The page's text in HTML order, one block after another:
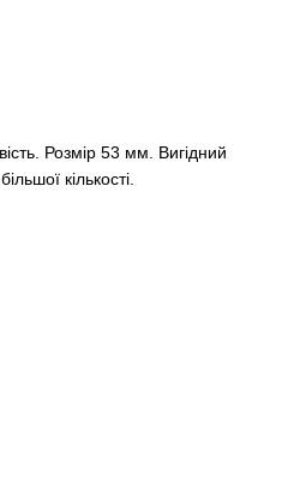
Розмір 53 мм. Вигідний
кількості.